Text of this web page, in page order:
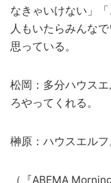
なきゃいけない」
人もいたらみんな
思っている。
松岡：多分ハウス
ろやってくれる。
榊原：ハウスエルフ
（『ABEMA